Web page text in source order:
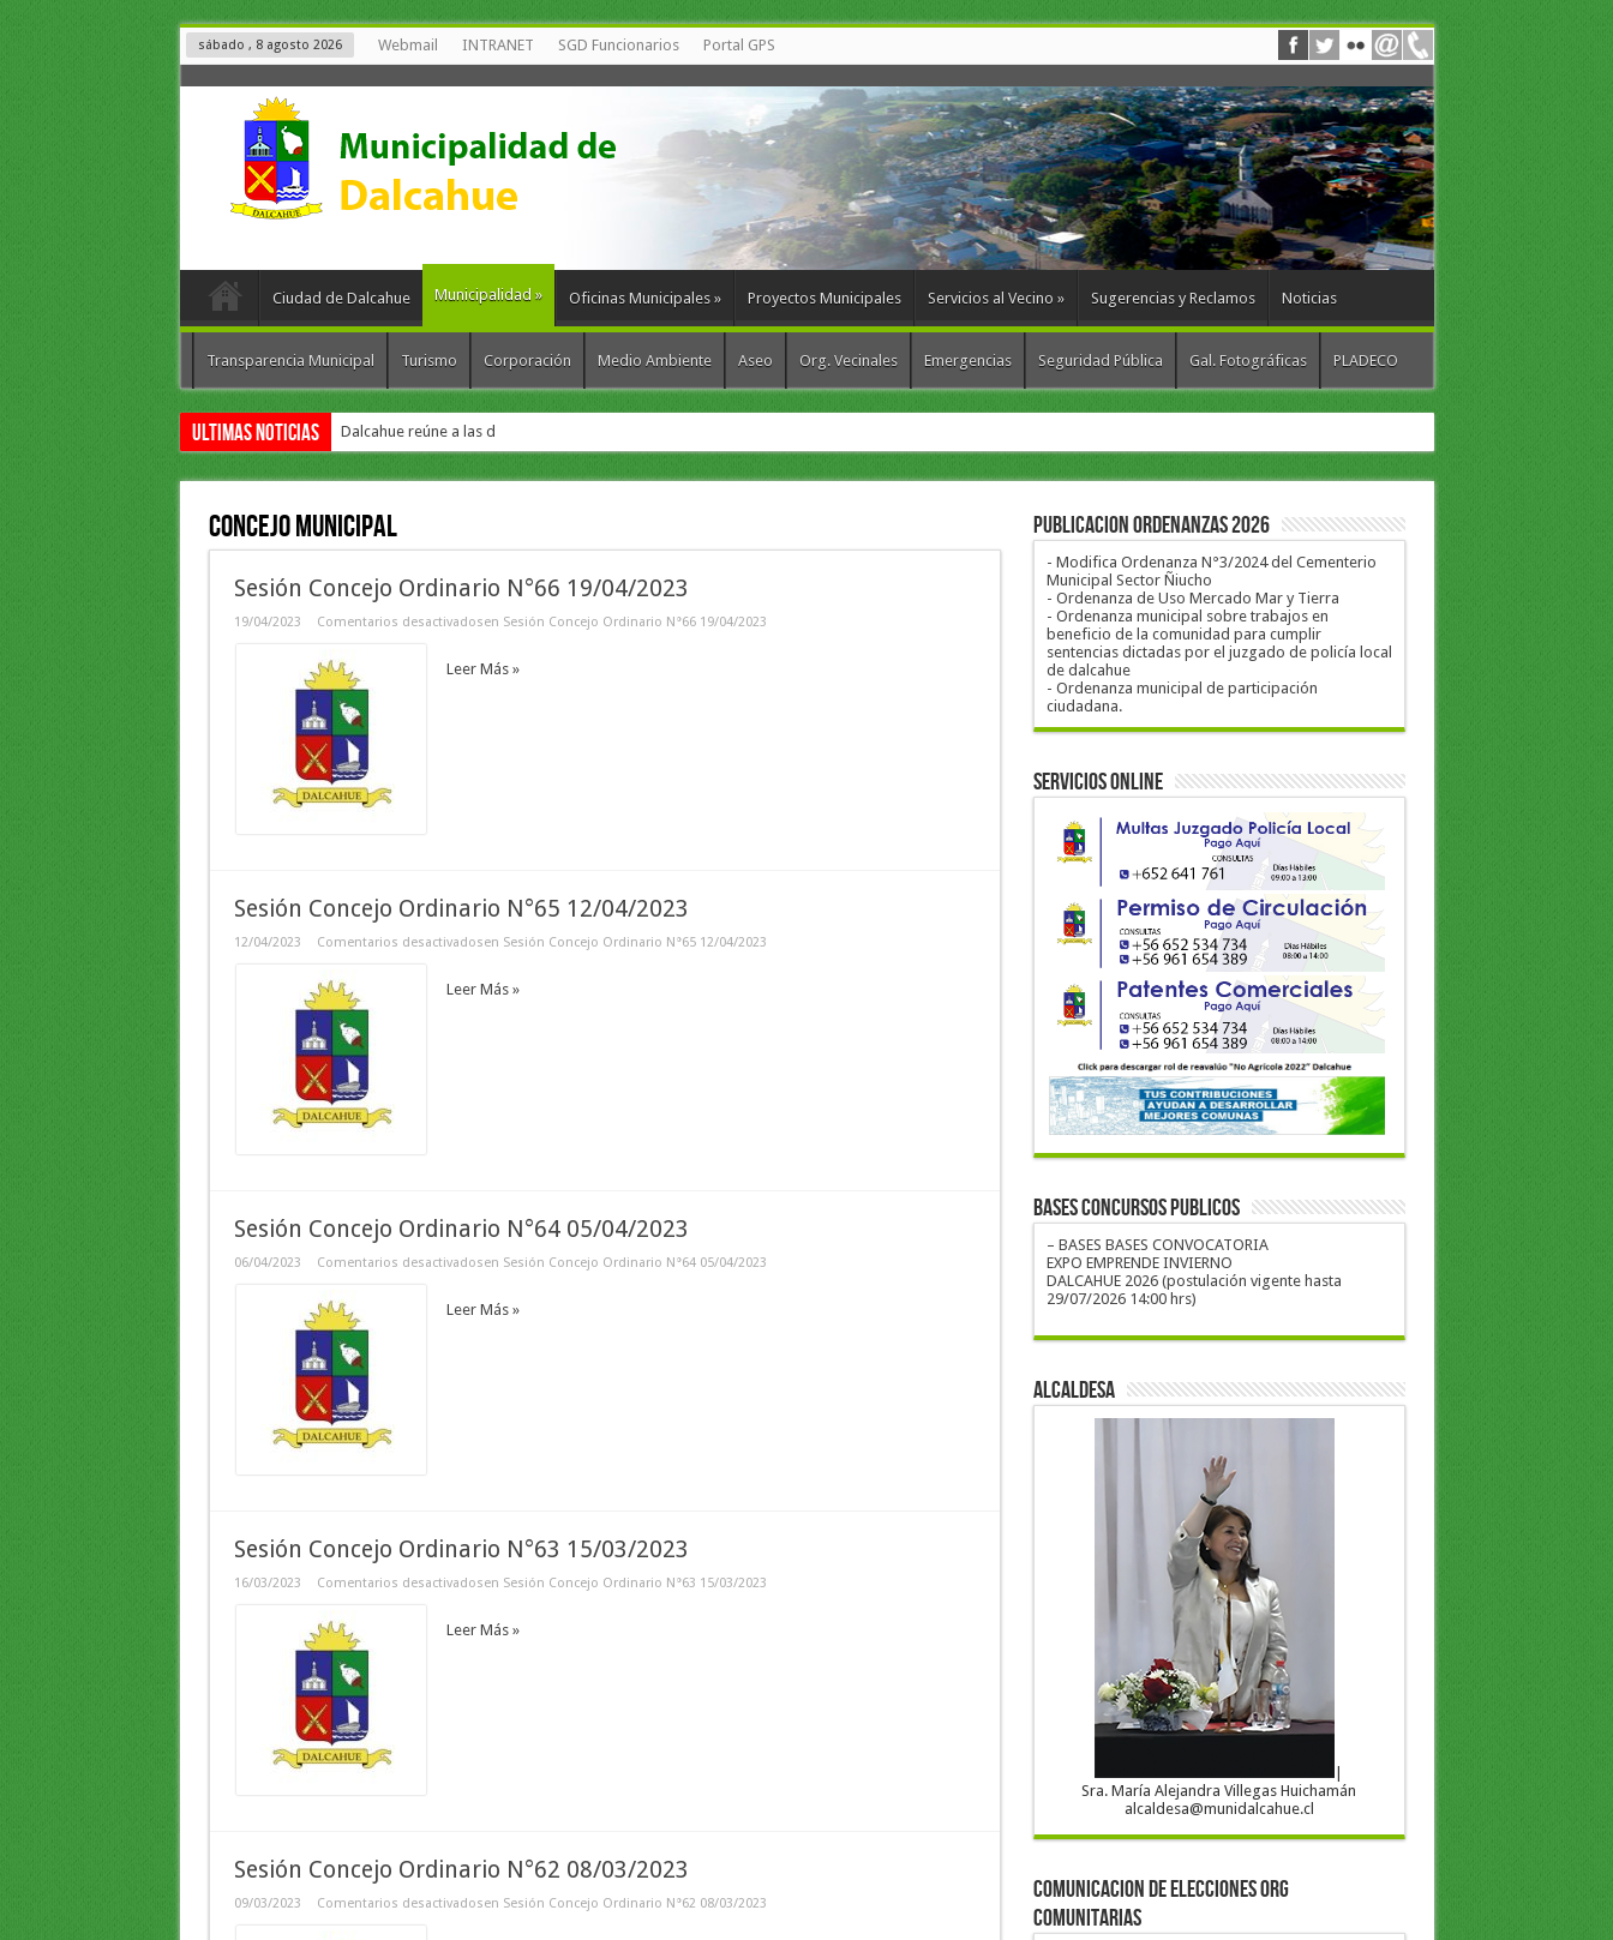
sábado , 8 agosto 2026 Webmail INTRANET SGD Funcionarios Portal GPS
Ciudad de Dalcahue Municipalidad » Oficinas Municipales » Proyectos Municipales Servicios al Vecino » Sugerencias y Reclamos Noticias
Transparencia Municipal Turismo Corporación Medio Ambiente Aseo Org. Vecinales Emergencias Seguridad Pública Gal. Fotográficas PLADECO
Ultimas Noticias Dalcahue reúne a las diez comunas para fortalecer la gestión de
Concejo Municipal
Sesión Concejo Ordinario N°66 19/04/2023
19/04/2023 Comentarios desactivadosen Sesión Concejo Ordinario N°66 19/04/2023
Leer Más »
Sesión Concejo Ordinario N°65 12/04/2023
12/04/2023 Comentarios desactivadosen Sesión Concejo Ordinario N°65 12/04/2023
Leer Más »
Sesión Concejo Ordinario N°64 05/04/2023
06/04/2023 Comentarios desactivadosen Sesión Concejo Ordinario N°64 05/04/2023
Leer Más »
Sesión Concejo Ordinario N°63 15/03/2023
16/03/2023 Comentarios desactivadosen Sesión Concejo Ordinario N°63 15/03/2023
Leer Más »
Sesión Concejo Ordinario N°62 08/03/2023
09/03/2023 Comentarios desactivadosen Sesión Concejo Ordinario N°62 08/03/2023
PUBLICACION ORDENANZAS 2026
- Modifica Ordenanza N°3/2024 del Cementerio
Municipal Sector Ñiucho
- Ordenanza de Uso Mercado Mar y Tierra
- Ordenanza municipal sobre trabajos en
beneficio de la comunidad para cumplir
sentencias dictadas por el juzgado de policía local
de dalcahue
- Ordenanza municipal de participación
ciudadana.
Servicios Online
BASES CONCURSOS PUBLICOS
– BASES BASES CONVOCATORIA
EXPO EMPRENDE INVIERNO
DALCAHUE 2026 (postulación vigente hasta
29/07/2026 14:00 hrs)
ALCALDESA
Sra. María Alejandra Villegas Huichamán
alcaldesa@munidalcahue.cl
COMUNICACION DE ELECCIONES ORG
COMUNITARIAS